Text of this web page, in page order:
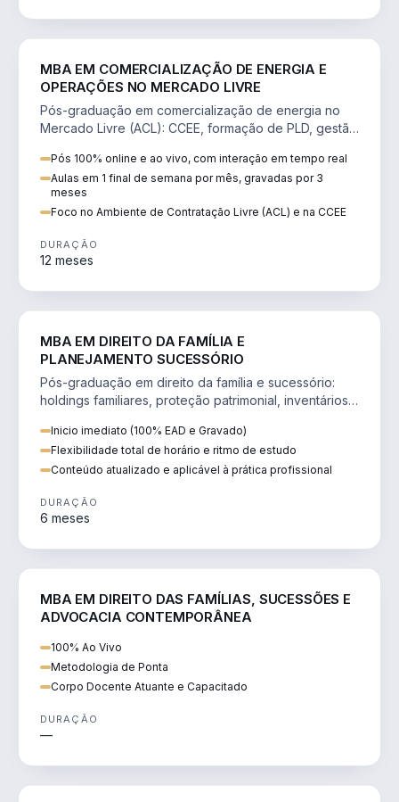
MBA EM COMERCIALIZAÇÃO DE ENERGIA E
OPERAÇÕES NO MERCADO LIVRE
Pós-graduação em comercialização de energia no
Mercado Livre (ACL): CCEE, formação de PLD, gestão
Pós 100% online e ao vivo, com interação em tempo real
Aulas em 1 final de semana por mês, gravadas por 3
meses
Foco no Ambiente de Contratação Livre (ACL) e na CCEE
DURAÇÃO
12 meses
MBA EM DIREITO DA FAMÍLIA E
PLANEJAMENTO SUCESSÓRIO
Pós-graduação em direito da família e sucessório:
holdings familiares, proteção patrimonial, inventários
Inicio imediato (100% EAD e Gravado)
Flexibilidade total de horário e ritmo de estudo
Conteúdo atualizado e aplicável à prática profissional
DURAÇÃO
6 meses
MBA EM DIREITO DAS FAMÍLIAS, SUCESSÕES E
ADVOCACIA CONTEMPORÂNEA
100% Ao Vivo
Metodologia de Ponta
Corpo Docente Atuante e Capacitado
DURAÇÃO
—